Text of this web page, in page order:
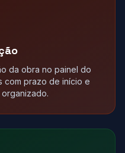
da obra no painel do
com prazo de início e